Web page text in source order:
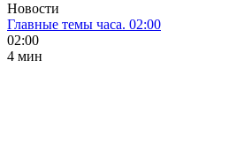
Новости
Главные темы часа. 02:00
02:00
4 мин